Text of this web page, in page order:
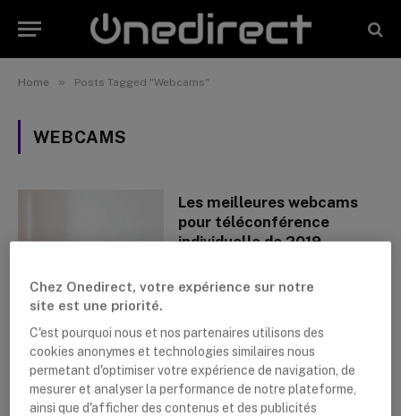
Home » Posts Tagged "Webcams"
WEBCAMS
Les meilleures webcams
pour téléconférence
individuelle de 2019
Chez Onedirect, votre expérience sur notre
site est une priorité.
C'est pourquoi nous et nos partenaires utilisons des
cookies anonymes et technologies similaires nous
permetant d'optimiser votre expérience de navigation, de
mesurer et analyser la performance de notre plateforme,
ainsi que d'afficher des contenus et des publicités